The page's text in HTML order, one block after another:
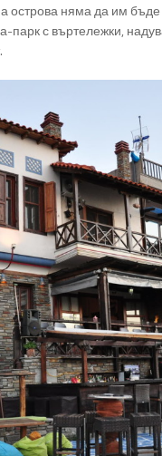
острова няма да им
парк с въртележки,